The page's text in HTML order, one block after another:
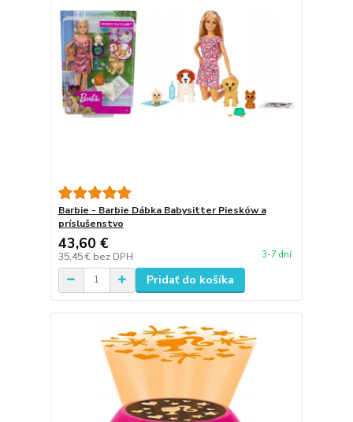
Barbie - Barbie Dábka Babysitter Piesków a
príslušenstvo
43,60 €
35,45 € bez DPH 3-7 dní
Pridať do košíka